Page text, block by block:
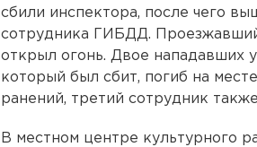
сбили инспектора, после чего
сотрудника ГИБДД.
открыл огонь. Двое нападавших
который был сбит, погиб на
ранений, третий сотрудник
В местном центре культурного